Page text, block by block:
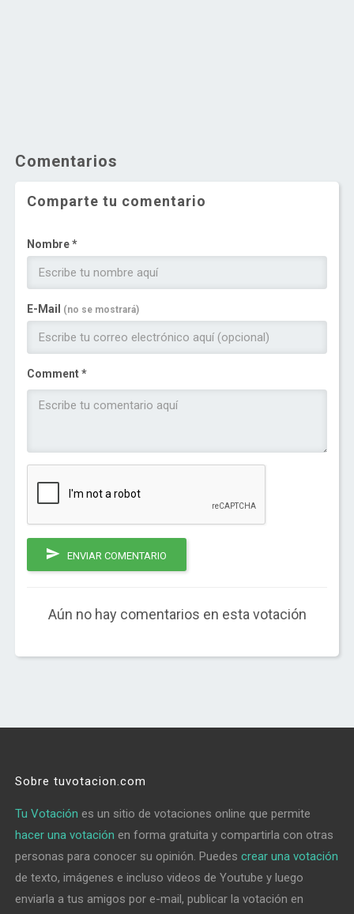
Comentarios
Comparte tu comentario
Nombre *
E-Mail (no se mostrará)
Comment *
ENVIAR COMENTARIO
Aún no hay comentarios en esta votación
Sobre tuvotacion.com
Tu Votación es un sitio de votaciones online que permite
hacer una votación en forma gratuita y compartirla con otras
personas para conocer su opinión. Puedescrear una votación
de texto, imágenes e incluso videos de Youtube y luego
enviarla a tus amigos por e-mail, publicar la votación en